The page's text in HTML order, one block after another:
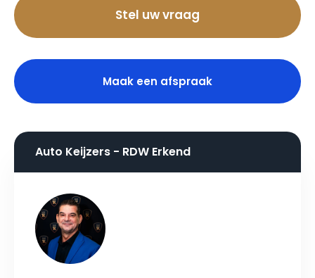
Stel uw vraag
Maak een afspraak
Auto Keijzers - RDW Erkend